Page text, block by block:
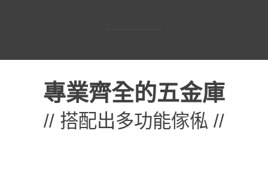
專業齊全的五金庫
// 搭配出多功能傢俬 //